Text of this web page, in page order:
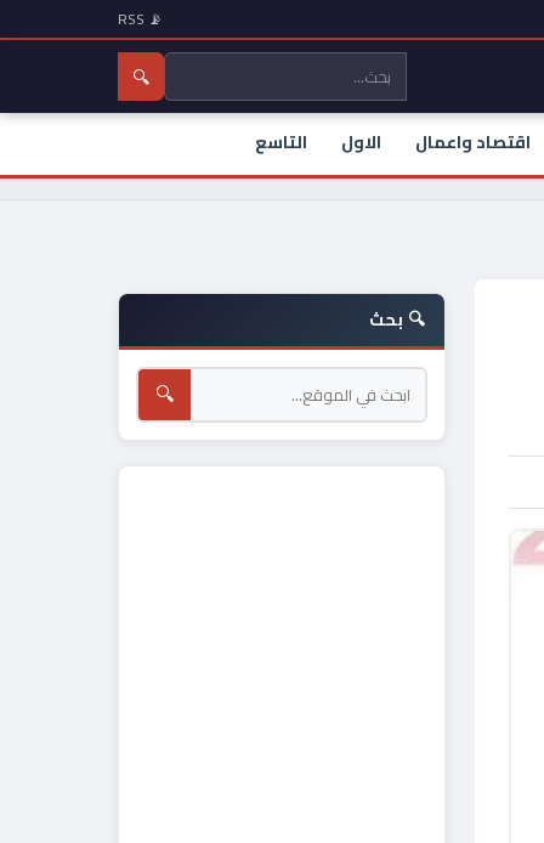
📡 RSS
🔍
اقتصاد واعمال الاول التاسع
🔍 بحث
🔍